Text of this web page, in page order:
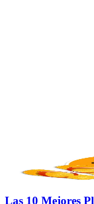
Las 10 Mejores